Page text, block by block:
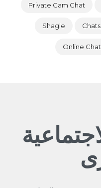
Private Cam Chat
Shagle
Online Chat